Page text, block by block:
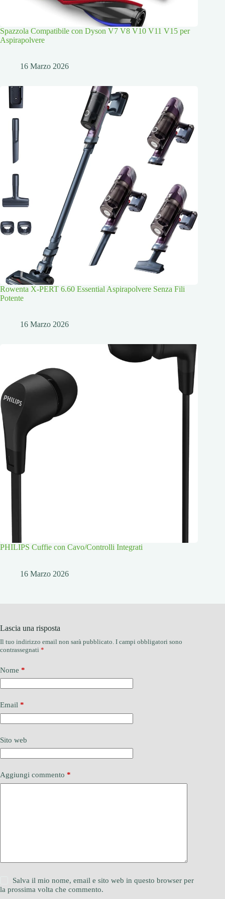
Spazzola Compatibile con Dyson V7 V8 V10 V11 V15 per
Aspirapolvere
16 Marzo 2026
Rowenta X-PERT 6.60 Essential Aspirapolvere Senza Fili
Potente
16 Marzo 2026
PHILIPS Cuffie con Cavo/Controlli Integrati
16 Marzo 2026
Lascia una risposta
Il tuo indirizzo email non sarà pubblicato. I campi obbligatori sono
contrassegnati *
Nome *
Email *
Sito web
Aggiungi commento *
Salva il mio nome, email e sito web in questo browser per
la prossima volta che commento.